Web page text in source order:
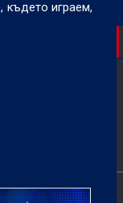
където играем,